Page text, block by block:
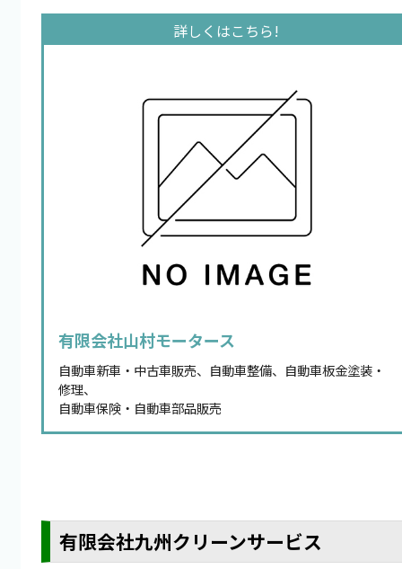
有限会社山村モータース
自動車新車・中古車販売、自動車整備、自動車板金塗装・
修理、
自動車保険・自動車部品販売
有限会社九州クリーンサービス